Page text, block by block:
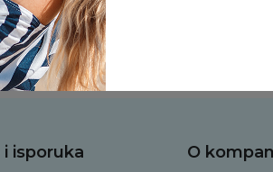
Email
Slažem se sapolitikom privatnosti
i isporuka O